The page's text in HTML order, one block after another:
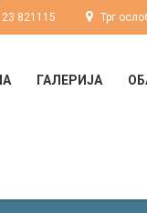
Трг
821115
ГАЛЕРИЈА